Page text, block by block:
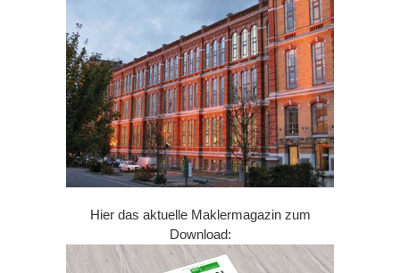
Hier das aktuelle Maklermagazin zum
Download: